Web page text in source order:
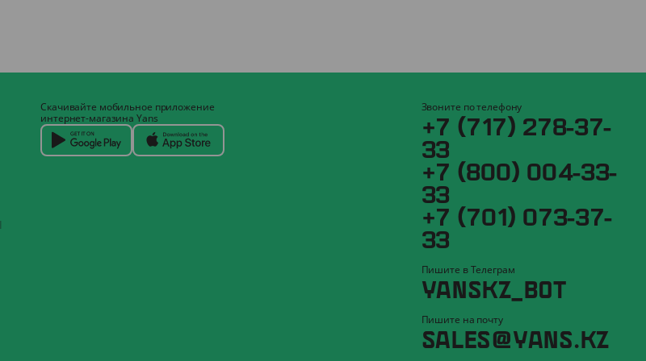
Скачивайте мобильное приложение
интернет-магазина Yans
Звоните по телефону
+7 (717) 278-37-
33
+7 (800) 004-33-
33
+7 (701) 073-37-
33
Пишите в Телеграм
YANSKZ_BOT
Пишите на почту
SALES@YANS.KZ